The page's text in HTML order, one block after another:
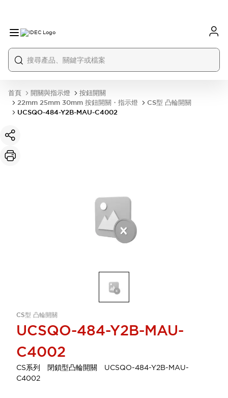
首頁 開關與指示燈
按鈕開關
22mm 25mm 30mm 按鈕開關・指示燈
CS型 凸輪開關
UCSQO-484-Y2B-MAU-C4002
CS型 凸輪開關
UCSQO-484-Y2B-MAU-
C4002
CS系列 閉鎖型凸輪開關 UCSQO-484-Y2B-MAU-
C4002